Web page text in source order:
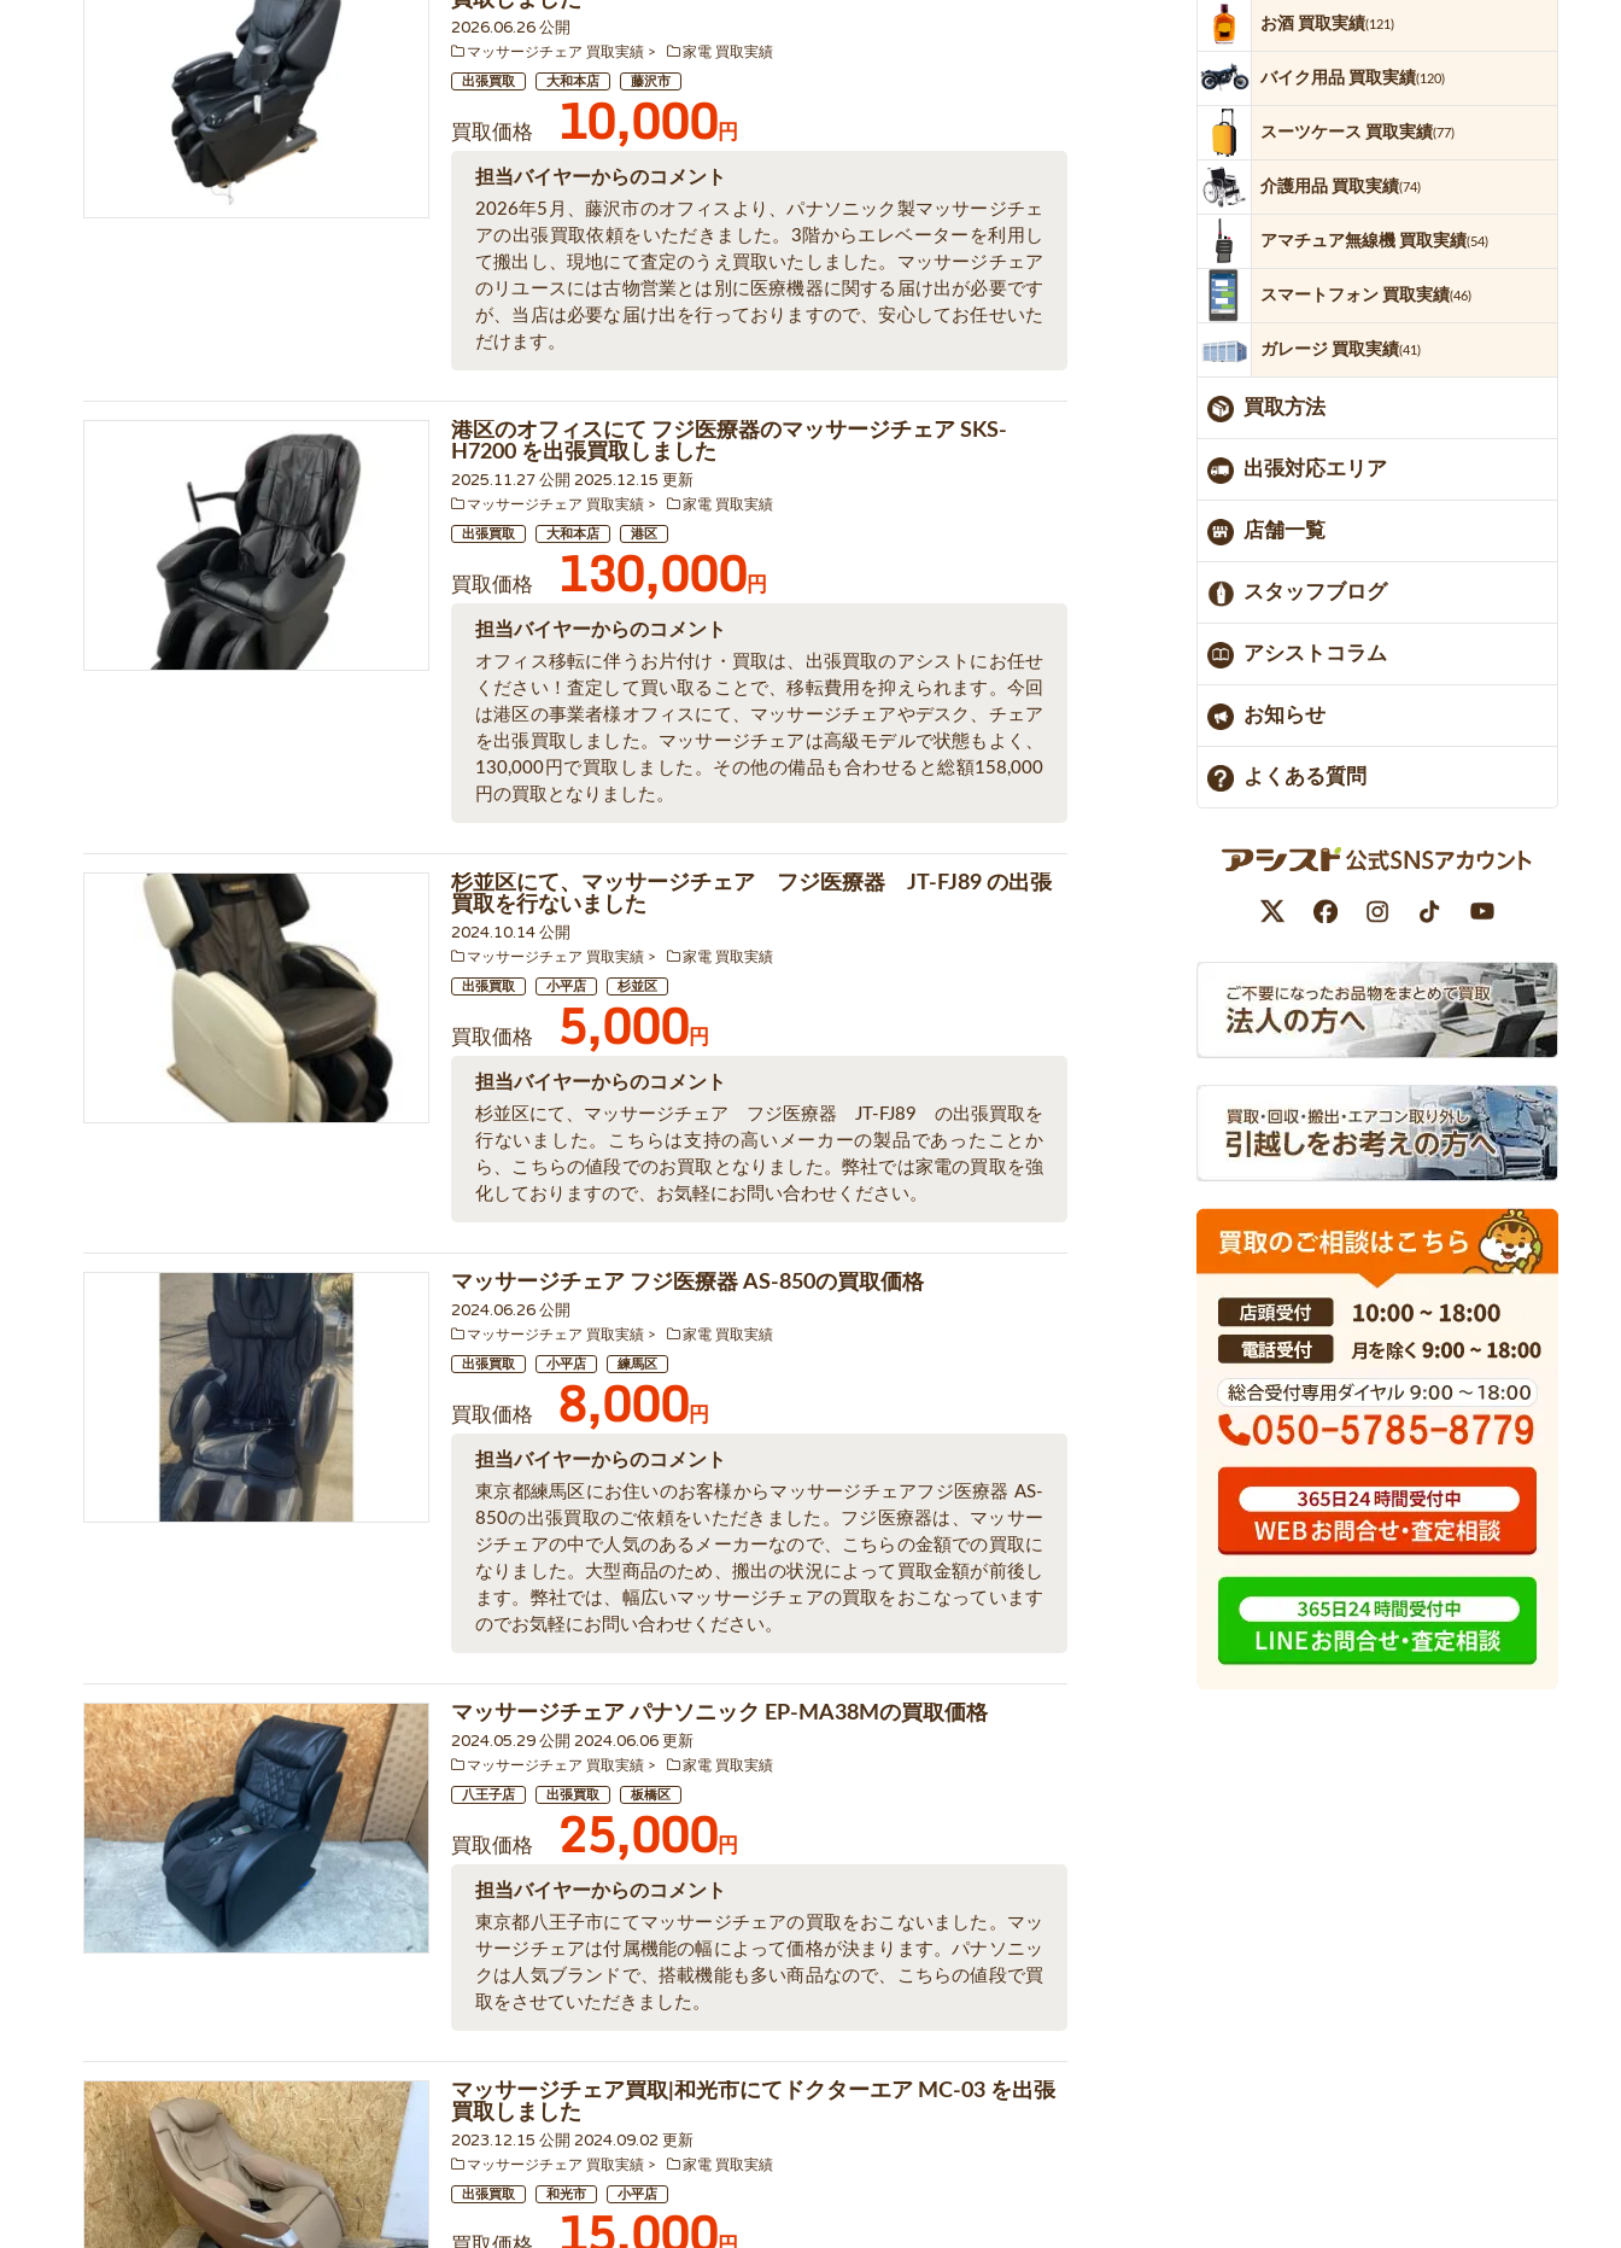
2026.06.26 公開
マッサージチェア 買取実績 家電 買取実績
出張買取 大和本店 藤沢市
買取価格 10,000円
担当バイヤーからのコメント
2026年5月、藤沢市のオフィスより、パナソニック製マッサージチェ
アの出張買取依頼をいただきました。3階からエレベーターを利用し
て搬出し、現地にて査定のうえ買取いたしました。マッサージチェア
のリユースには古物営業とは別に医療機器に関する届け出が必要です
が、当店は必要な届け出を行っておりますので、安心してお任せいた
だけます。
港区のオフィスにて フジ医療器のマッサージチェア SKS-
H7200 を出張買取しました
2025.11.27 公開 2025.12.15 更新
マッサージチェア 買取実績 家電 買取実績
出張買取 大和本店 港区
買取価格 130,000円
担当バイヤーからのコメント
オフィス移転に伴うお片付け・買取は、出張買取のアシストにお任せ
ください！査定して買い取ることで、移転費用を抑えられます。今回
は港区の事業者様オフィスにて、マッサージチェアやデスク、チェア
を出張買取しました。マッサージチェアは高級モデルで状態もよく、
130,000円で買取しました。その他の備品も合わせると総額158,000
円の買取となりました。
杉並区にて、マッサージチェア フジ医療器 JT-FJ89 の出張
買取を行ないました
2024.10.14 公開
マッサージチェア 買取実績 家電 買取実績
出張買取 小平店 杉並区
買取価格 5,000円
担当バイヤーからのコメント
杉並区にて、マッサージチェア フジ医療器 JT-FJ89 の出張買取を
行ないました。こちらは支持の高いメーカーの製品であったことか
ら、こちらの値段でのお買取となりました。弊社では家電の買取を強
化しておりますので、お気軽にお問い合わせください。
マッサージチェア フジ医療器 AS-850の買取価格
2024.06.26 公開
マッサージチェア 買取実績 家電 買取実績
出張買取 小平店 練馬区
買取価格 8,000円
担当バイヤーからのコメント
東京都練馬区にお住いのお客様からマッサージチェアフジ医療器 AS-
850の出張買取のご依頼をいただきました。フジ医療器は、マッサー
ジチェアの中で人気のあるメーカーなので、こちらの金額での買取に
なりました。大型商品のため、搬出の状況によって買取金額が前後し
ます。弊社では、幅広いマッサージチェアの買取をおこなっています
のでお気軽にお問い合わせください。
マッサージチェア パナソニック EP-MA38Mの買取価格
2024.05.29 公開 2024.06.06 更新
マッサージチェア 買取実績 家電 買取実績
八王子店 出張買取 板橋区
買取価格 25,000円
担当バイヤーからのコメント
東京都八王子市にてマッサージチェアの買取をおこないました。マッ
サージチェアは付属機能の幅によって価格が決まります。パナソニッ
クは人気ブランドで、搭載機能も多い商品なので、こちらの値段で買
取をさせていただきました。
マッサージチェア買取|和光市にてドクターエア MC-03 を出張
買取しました
2023.12.15 公開 2024.09.02 更新
マッサージチェア 買取実績 家電 買取実績
出張買取 和光市 小平店
15,000
お酒 買取実績(121)
バイク用品 買取実績(120)
スーツケース 買取実績(77)
介護用品 買取実績(74)
アマチュア無線機 買取実績(54)
スマートフォン 買取実績(46)
ガレージ 買取実績(41)
買取方法
出張対応エリア
店舗一覧
スタッフブログ
アシストコラム
お知らせ
よくある質問